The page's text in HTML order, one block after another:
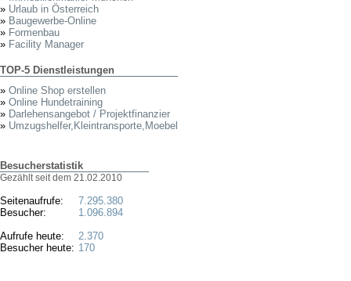
» Urlaub in Österreich
» Baugewerbe-Online
» Formenbau
» Facility Manager
TOP-5 Dienstleistungen
» Online Shop erstellen
» Online Hundetraining
» Darlehensangebot / Projektfinanzier
» Umzugshelfer,Kleintransporte,Moebel
Besucherstatistik
Gezählt seit dem 21.02.2010
Seitenaufrufe:
Besucher:
Aufrufe heute:
Besucher heute:
7.295.380
1.096.894
2.370
170